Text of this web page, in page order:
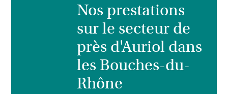
Nos prestations
sur le secteur de
près d'Auriol dans
les Bouches-du-
Rhône